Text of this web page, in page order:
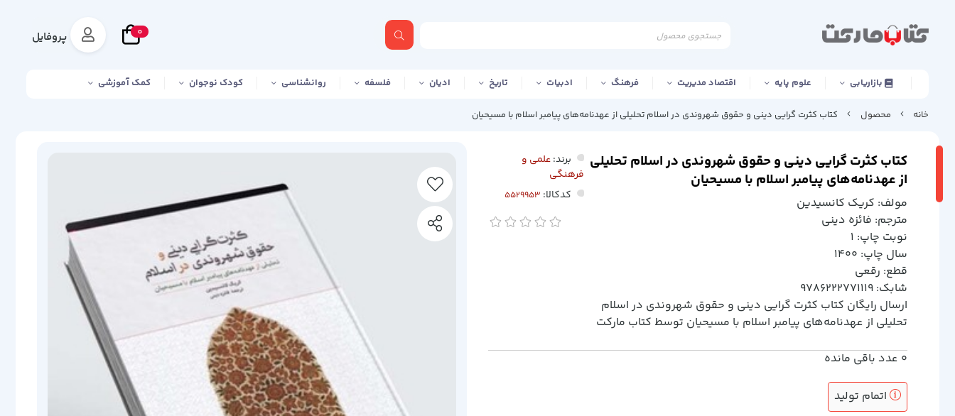
0 پروفایل
بازاریابی علوم پایه اقتصاد مدیریت فرهنگ ادبیات تاریخ ادیان فلسفه روانشناسی کودک نوجوان کمک آموزشی
خانه محصول کتاب کثرت گرایی دینی و حقوق شهروندی در اسلام تحلیلی از عهدنامه‌های پیامبر اسلام با مسیحیان
کتاب کثرت گرایی دینی و حقوق شهروندی در اسلام تحلیلی
از عهدنامه‌های پیامبر اسلام با مسیحیان
مولف: كريك كانسيدين
مترجم: فائزه ديني
نوبت چاپ: 1
سال چاپ: 1400
قطع: رقعي
شابک: 9786222771119
ارسال رایگان کتاب كثرت گرايي ديني و حقوق شهروندي در اسلام
تحليلي از عهدنامه‌هاي پيامبر اسلام با مسيحيان توسط کتاب مارکت
برند:علمی و
فرهنگی
کدکالا:
0 عدد باقی مانده
اتمام تولید